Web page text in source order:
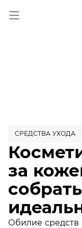
СРЕДСТВА УХОДА
за
Обилие средств